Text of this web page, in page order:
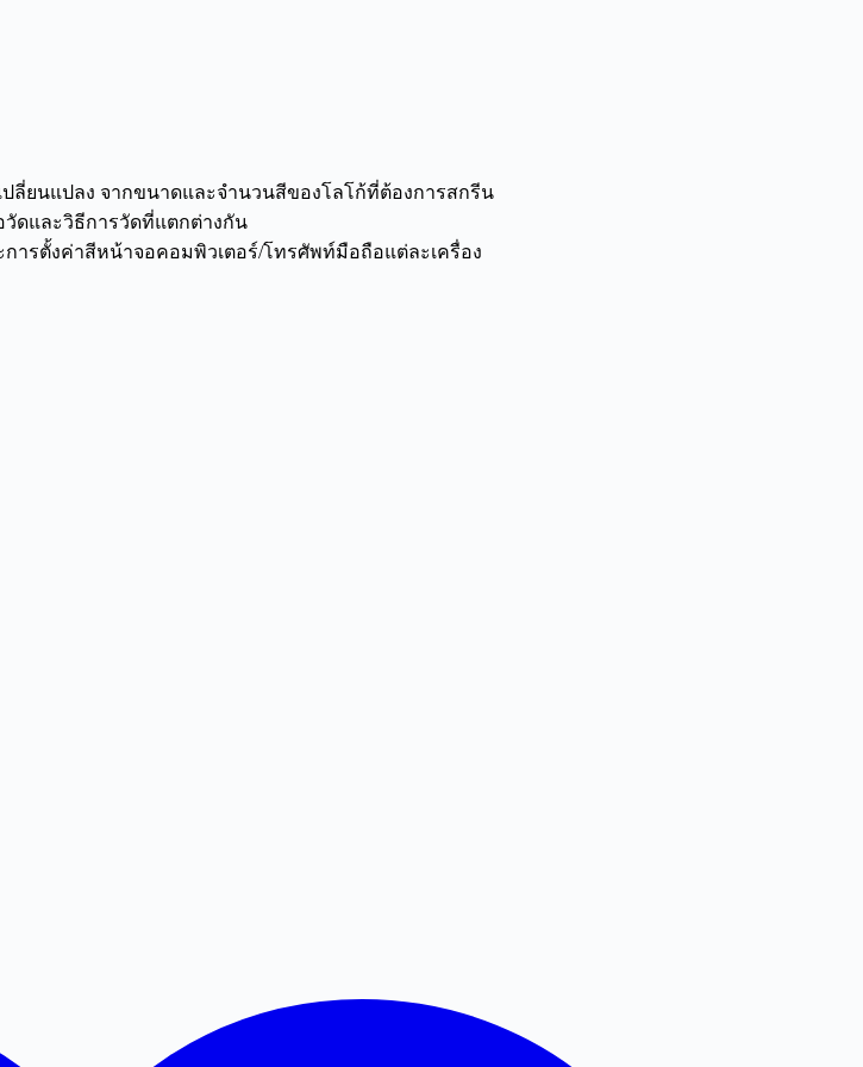
ปลี่ยนแปลง จากขนาดและจำนวนสีของโลโก้ที่ต้องการสกรีน
วัดและวิธีการวัดที่แตกต่างกัน
ารตั้งค่าสีหน้าจอคอมพิวเตอร์/โทรศัพท์มือถือแต่ละเครื่อง